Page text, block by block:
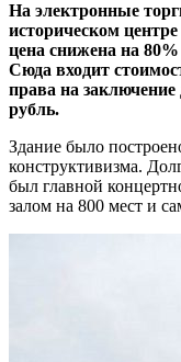
На электронные
историческом
цена снижена на
Сюда входит
права на
рубль.
Здание было
конструктивизма.
был главной
залом на 800 мест и